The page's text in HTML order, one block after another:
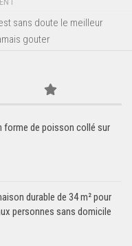
sans doute le meilleur
gouter
forme de poisson collé sur
durable de 34 m² pour
personnes sans domicile